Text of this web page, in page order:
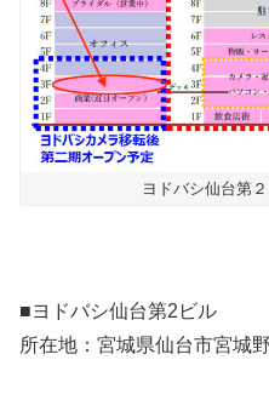
ヨドバシ仙台第
■ヨドバシ仙台第2ビル
所在地：宮城県仙台市宮城